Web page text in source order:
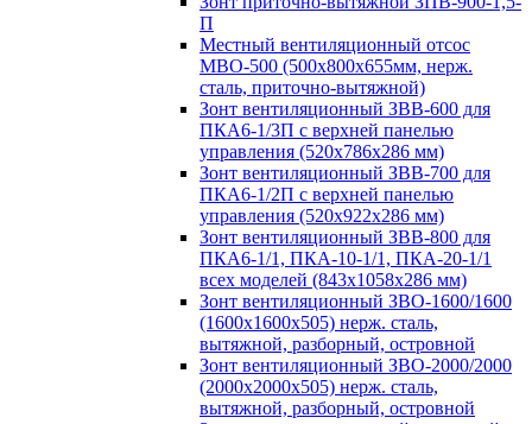
П
Местный вентиляционный отсос
МВО-500 (500х800х655мм, нерж.
сталь, приточно-вытяжной)
Зонт вентиляционный ЗВВ-600 для
ПКА6-1/3П с верхней панелью
управления (520х786х286 мм)
Зонт вентиляционный ЗВВ-700 для
ПКА6-1/2П с верхней панелью
управления (520х922х286 мм)
Зонт вентиляционный ЗВВ-800 для
ПКА6-1/1, ПКА-10-1/1, ПКА-20-1/1
всех моделей (843х1058х286 мм)
Зонт вентиляционный ЗВО-1600/1600
(1600х1600х505) нерж. сталь,
вытяжной, разборный, островной
Зонт вентиляционный ЗВО-2000/2000
(2000х2000х505) нерж. сталь,
вытяжной, разборный, островной